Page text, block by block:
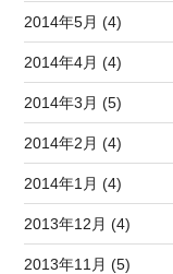
2014年5月 (4)
2014年4月 (4)
2014年3月 (5)
2014年2月 (4)
2014年1月 (4)
2013年12月 (4)
2013年11月 (5)